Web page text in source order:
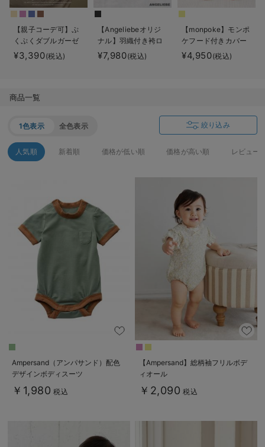
【親子コーデ可】ぷ
くぷくダブルガーゼ
ツーウェイオール
（2wayオール） ロ
¥3,390(税込)
【Angeliebeオリジ
ナル】羽織付き袴ロ
ンパース 男の子
¥7,980(税込)
【monpoke】モンポ
ケフード付きカバー
オール
¥4,950(税込)
商品一覧
1色表示 全色表示 絞り込み
人気順 新着順 価格が低い順 価格が高い順 レビュー
Ampersand（アンパサンド）配色
デザインボディスーツ
￥1,980 税込
【Ampersand】総柄袖フリルボデ
ィオール
￥2,090 税込